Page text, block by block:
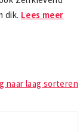
dik. Lees meer
naar laag sorteren